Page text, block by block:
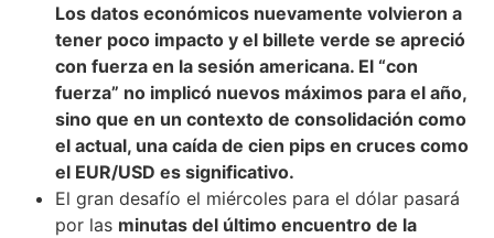
Los datos económicos nuevamente volvieron a
tener poco impacto y el billete verde se apreció
con fuerza en la sesión americana. El “con
fuerza” no implicó nuevos máximos para el año,
sino que en un contexto de consolidación como
el actual, una caída de cien pips en cruces como
el EUR/USD es significativo.
El gran desafío el miércoles para el dólar pasará
por las minutas del último encuentro de la